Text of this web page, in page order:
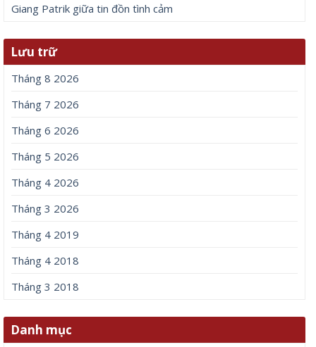
Giang Patrik giữa tin đồn tình cảm
Lưu trữ
Tháng 8 2026
Tháng 7 2026
Tháng 6 2026
Tháng 5 2026
Tháng 4 2026
Tháng 3 2026
Tháng 4 2019
Tháng 4 2018
Tháng 3 2018
Danh mục